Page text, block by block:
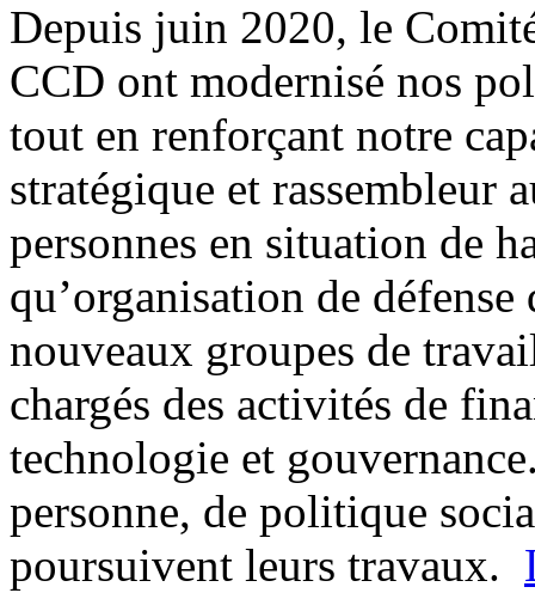
Depuis juin 2020, le
CCD ont modernisé nos
tout en renforçant notre
stratégique et rassembleur
personnes en situation de
qu’organisation de
nouveaux groupes de
chargés des activités de
technologie et
personne, de politique
poursuivent leurs travaux.